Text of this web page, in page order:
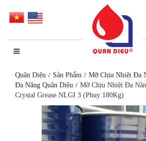
Quân Diệu Sản Phẩm Mỡ Chịu Nhiệt Đa
Đa Năng Quân Diệu
Mỡ Chịu Nhiệt Đa
Crystal Grease NLGI 3 (Phuy 180Kg)